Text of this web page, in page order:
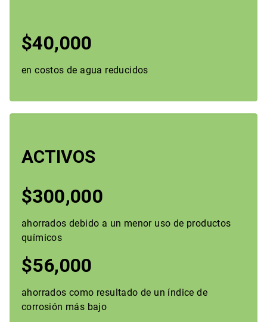
$40,000
en costos de agua reducidos
ACTIVOS
$300,000
ahorrados debido a un menor uso de productos
químicos
$56,000
ahorrados como resultado de un índice de
corrosión más bajo